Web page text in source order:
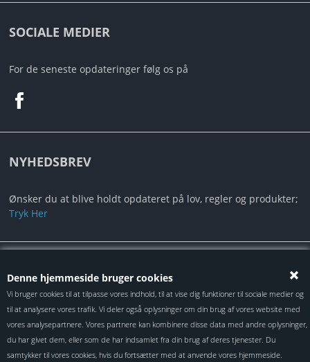
Denne hjemmeside bruger cookies
Vi bruger cookies til at tilpasse vores indhold, til at vise dig funktioner til sociale medier og
til at analysere vores trafik. Vi deler også oplysninger om din brug af vores website med
vores analysepartnere. Vores partnere kan kombinere disse data med andre oplysninger,
du har givet dem, eller som de har indsamlet fra din brug af deres tjenester. Du
samtykker til vores cookies, hvis du fortsætter med at anvende vores hjemmeside.
B2B LOGIN
SOCIALE MEDIER
For de seneste opdateringer følg os på
NYHEDSBREV
Ønsker du at blive holdt opdateret på lov, regler og produkter;
Tryk Her